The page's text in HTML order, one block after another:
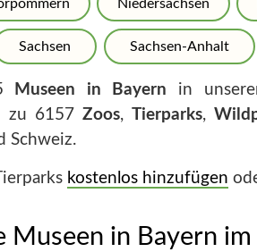
Niedersachsen
Sachsen Sachsen-Anhalt
Museen in Bayern in
zu 6157 Zoos, Tierparks,
Schweiz.
kostenlos hinzufügen
Museen in Bayern im